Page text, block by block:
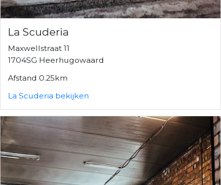
La Scuderia
Maxwellstraat 11
1704SG Heerhugowaard
Afstand 0.25km
La Scuderia bekijken